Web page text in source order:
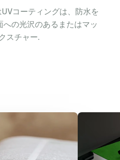
コーティングは、防水を
の光沢のあるまたはマッ
スチャー.